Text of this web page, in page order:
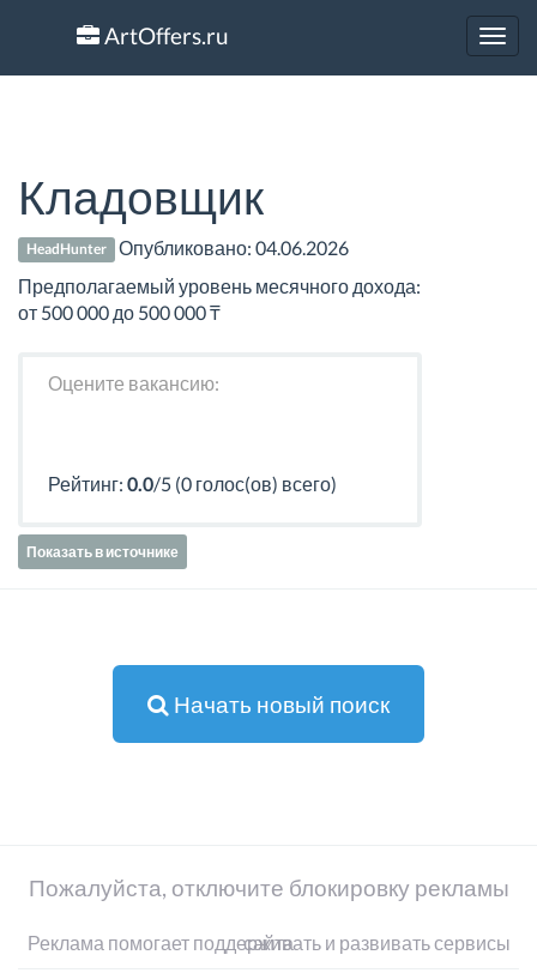
ArtOffers.ru
Кладовщик
HeadHunter Опубликовано:04.06.2026
Предполагаемый уровень месячного дохода:
от 500 000 до 500 000 ₸
Оцените вакансию:
Рейтинг: 0.0/5 (0 голос(ов) всего)
Показать в источнике
Начать новый поиск
Пожалуйста, отключите блокировку рекламы
Реклама помогает поддерживать и развивать сервисы сайта